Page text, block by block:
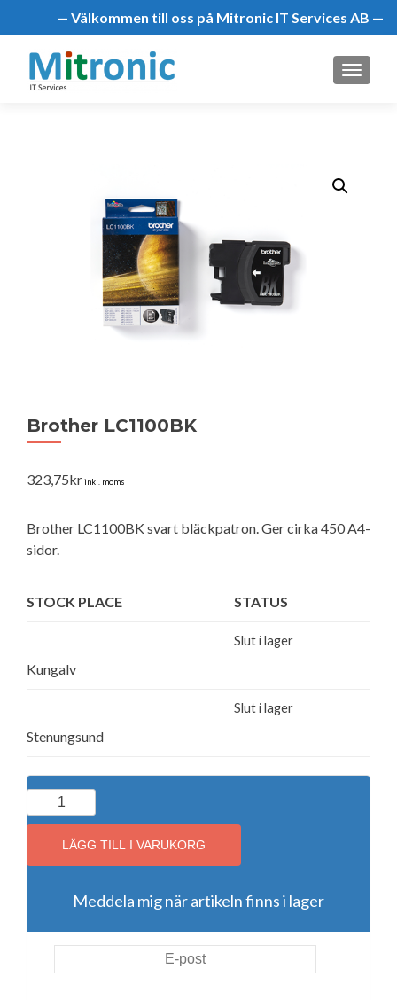
— Välkommen till oss på Mitronic IT Services AB —
MENU
Brother LC1100BK
323,75krinkl. moms
Brother LC1100BK svart bläckpatron. Ger cirka 450 A4-
sidor.
STOCK PLACE STATUS
Kungalv
Slut i lager
Stenungsund
Slut i lager
Brother
LC1100BK
mängdLÄGG TILL I VARUKORG
Meddela mig när artikeln finns i lager